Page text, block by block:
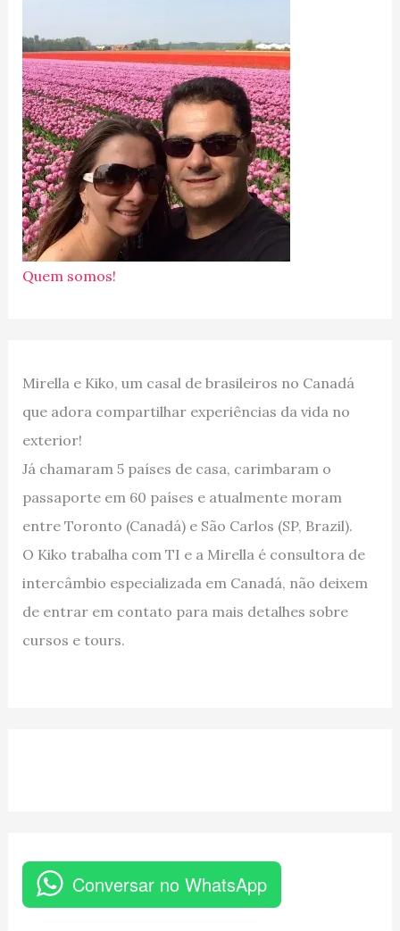
Quem somos!
Mirella e Kiko, um casal de brasileiros no Canadá
que adora compartilhar experiências da vida no
exterior!
Já chamaram 5 países de casa, carimbaram o
passaporte em 60 países e atualmente moram
entre Toronto (Canadá) e São Carlos (SP, Brazil).
O Kiko trabalha com TI e a Mirella é consultora de
intercâmbio especializada em Canadá, não deixem
de entrar em contato para mais detalhes sobre
cursos e tours.
Conversar no WhatsApp